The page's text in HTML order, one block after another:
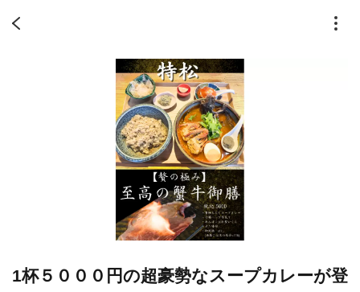
1杯５０００円の超豪勢なスープカレーが登